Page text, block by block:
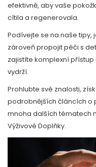
efektivně, aby vaše
cítila a regenerovala.
Podívejte se na naše tipy,
zároveň propojit péči s
zajistíte komplexní
vydrží.
Prohlubte své znalosti,
podrobnějších článcích o
mnoha dalších tématech
Výživové Doplňky.